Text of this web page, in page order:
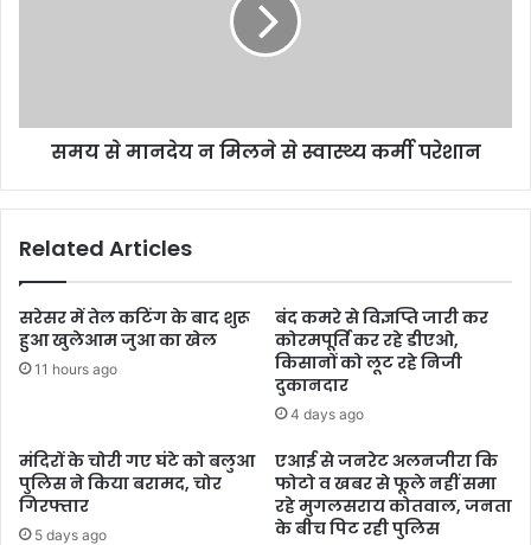
समय से मानदेय न मिलने से स्वास्थ्य कर्मी परेशान
Related Articles
सरेसर में तेल कटिंग के बाद शुरू
हुआ खुलेआम जुआ का खेल
11 hours ago
बंद कमरे से विज्ञप्ति जारी कर
कोरमपूर्ति कर रहे डीएओ,
किसानों को लूट रहे निजी
दुकानदार
4 days ago
मंदिरों के चोरी गए घंटे को बलुआ
पुलिस ने किया बरामद, चोर
गिरफ्तार
5 days ago
एआई से जनरेट अलनजीरा कि
फोटो व खबर से फूले नहीं समा
रहे मुगलसराय कोतवाल, जनता
के बीच पिट रही पुलिस